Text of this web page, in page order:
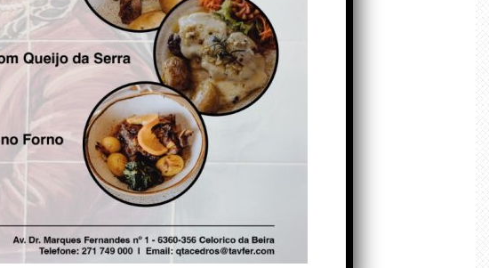
A marca Sporting em
todo o mundo está a
crescer atrás de
Ronaldo. Autor: Paulo
Freitas do Amaral
5 de Agosto de 2026
Falso crescimento…
Autor: Nuno Pereira
1 de Agosto de 2026
Tadei Pogacar vence o
“Tour” – A “Volta a
França em Bicicleta”
pela quinta vez! Autor:
João Dinis